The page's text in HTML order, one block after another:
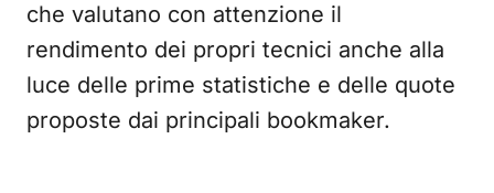
che valutano con attenzione il
rendimento dei propri tecnici anche alla
luce delle prime statistiche e delle quote
proposte dai principali bookmaker.